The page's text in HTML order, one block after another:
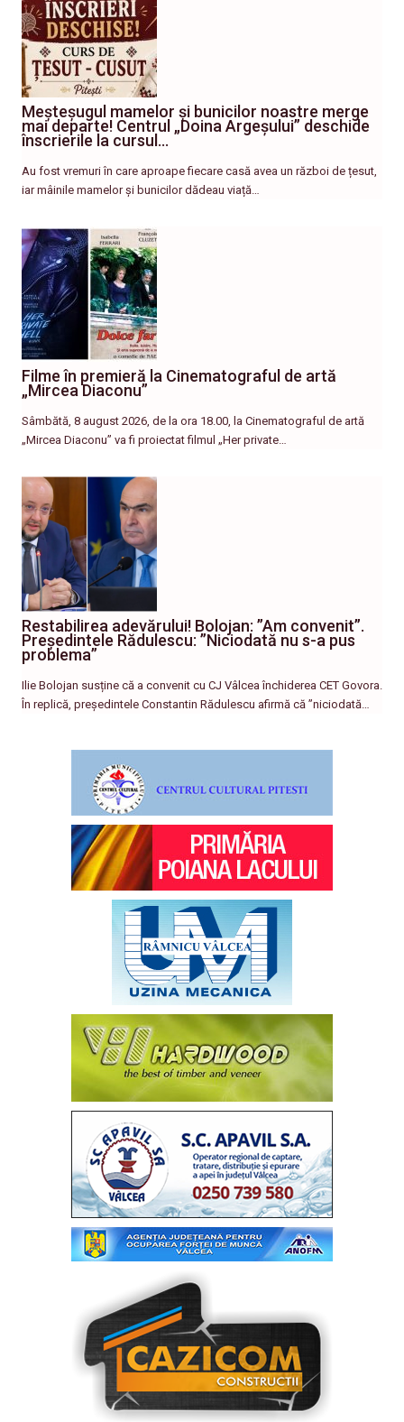
Meșteșugul mamelor și bunicilor noastre merge
mai departe! Centrul „Doina Argeșului” deschide
înscrierile la cursul…
Au fost vremuri în care aproape fiecare casă avea un război de țesut,
iar mâinile mamelor și bunicilor dădeau viață…
Filme în premieră la Cinematograful de artă
„Mircea Diaconu”
Sâmbătă, 8 august 2026, de la ora 18.00, la Cinematograful de artă
„Mircea Diaconu” va fi proiectat filmul „Her private…
Restabilirea adevărului! Bolojan: ”Am convenit”.
Președintele Rădulescu: ”Niciodată nu s-a pus
problema”
Ilie Bolojan susține că a convenit cu CJ Vâlcea închiderea CET Govora.
În replică, președintele Constantin Rădulescu afirmă că ”niciodată…